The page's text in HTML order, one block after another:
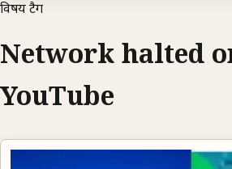
विषय टैग
Network halted
YouTube